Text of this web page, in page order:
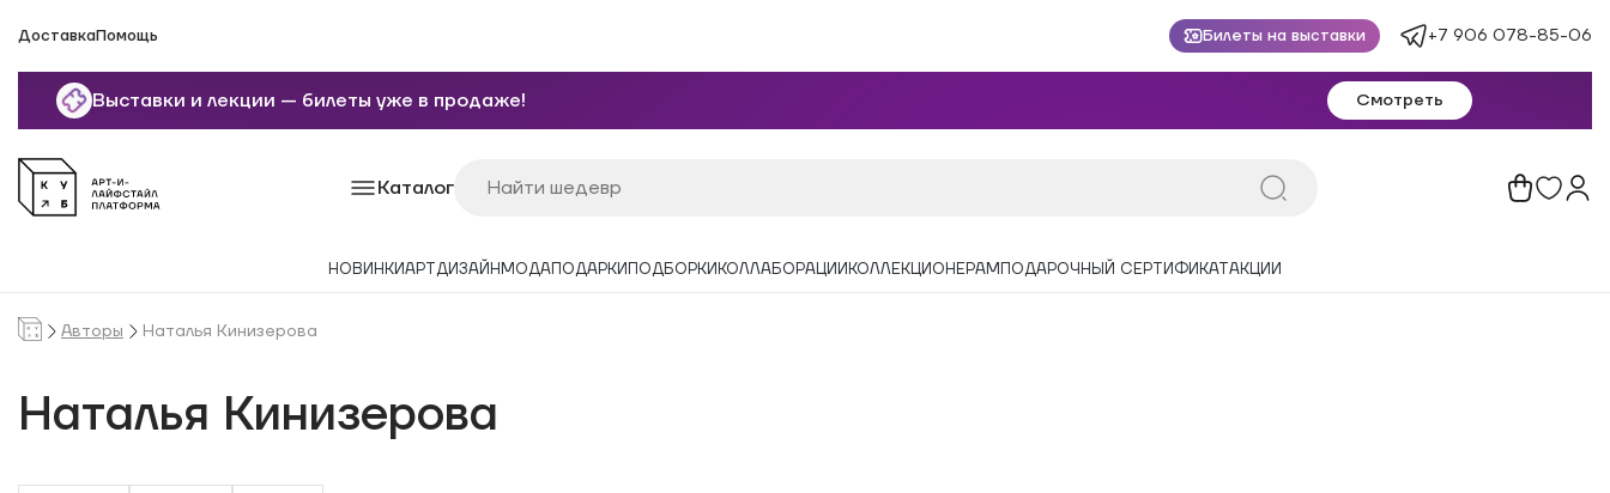
ДоставкаПомощь Билеты на выставки +7 906 078-85-06
Выставки и лекции — билеты уже в продаже! Смотреть
Каталог
НОВИНКИАРТДИЗАЙН МОДАПОДАРКИ ПОДБОРКИ КОЛЛАБОРАЦИИ КОЛЛЕКЦИОНЕРАМ ПОДАРОЧНЫЙ СЕРТИФИКАТАКЦИИ
Авторы Наталья Кинизерова
Наталья Кинизерова